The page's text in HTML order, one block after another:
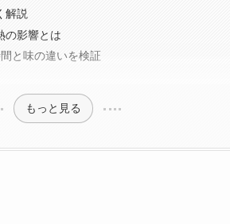
解説
の影響とは
と味の違いを検証
もっと見る